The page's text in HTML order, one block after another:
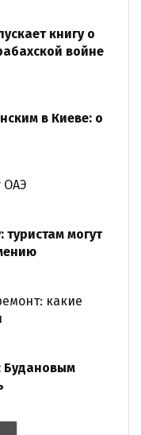
книгу о
войне
в Киеве: о
ОАЭ
могут
какие
Будановым